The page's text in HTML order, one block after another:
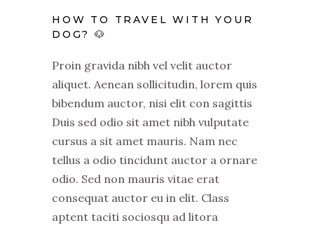
HOW TO TRAVEL WITH YOUR
DOG? 🐶
Proin gravida nibh vel velit auctor
aliquet. Aenean sollicitudin, lorem quis
bibendum auctor, nisi elit con sagittis
Duis sed odio sit amet nibh vulputate
cursus a sit amet mauris. Nam nec
tellus a odio tincidunt auctor a ornare
odio. Sed non mauris vitae erat
consequat auctor eu in elit. Class
aptent taciti sociosqu ad litora